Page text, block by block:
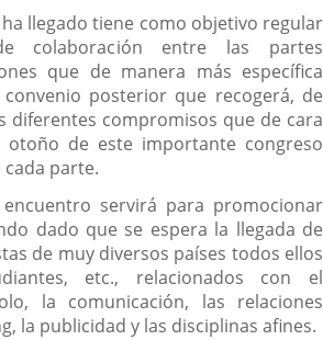
llegado tiene como objetivo regular
colaboración entre las partes
que de manera más específica
posterior que recogerá, de
diferentes compromisos que de cara
de este importante congreso
parte.
servirá para promocionar
dado que se espera la llegada de
de muy diversos países todos ellos
etc., relacionados con el
la comunicación, las relaciones
la publicidad y las disciplinas afines.